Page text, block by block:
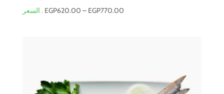
EGP620.00 – EGP770.00Price